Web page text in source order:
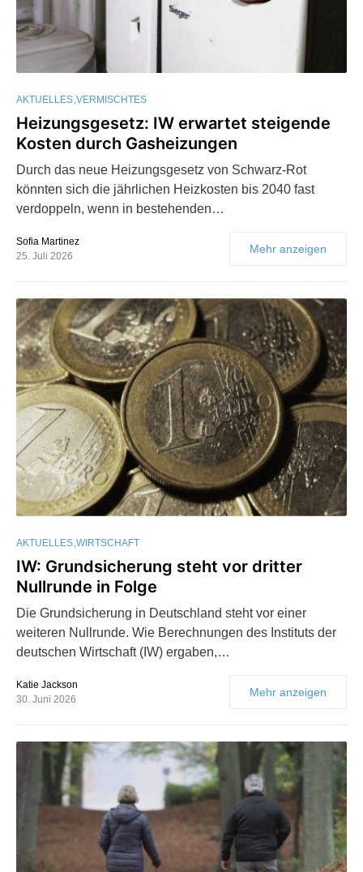
AKTUELLES VERMISCHTES
Heizungsgesetz: IW erwartet steigende
Kosten durch Gasheizungen
Durch das neue Heizungsgesetz von Schwarz-Rot
könnten sich die jährlichen Heizkosten bis 2040 fast
verdoppeln, wenn in bestehenden…
Sofia Martinez
25. Juli 2026
Mehr anzeigen
AKTUELLES WIRTSCHAFT
IW: Grundsicherung steht vor dritter
Nullrunde in Folge
Die Grundsicherung in Deutschland steht vor einer
weiteren Nullrunde. Wie Berechnungen des Instituts der
deutschen Wirtschaft (IW) ergaben,…
Katie Jackson
30. Juni 2026
Mehr anzeigen